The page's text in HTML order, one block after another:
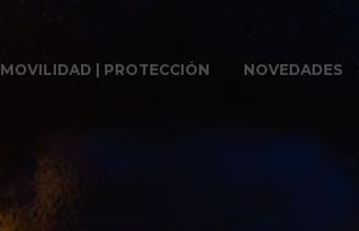
MOVILIDAD | PROTECCIÓN NOVEDADES